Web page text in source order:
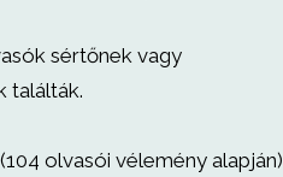
sértőnek vagy
találták.
(104 olvasói vélemény alapján)